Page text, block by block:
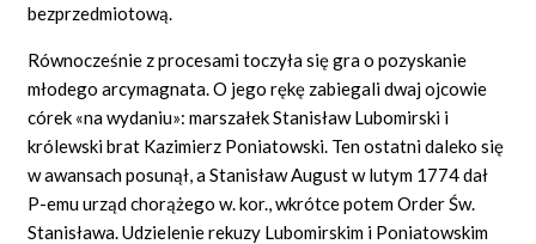
bezprzedmiotową.
Równocześnie z procesami toczyła się gra o pozyskanie
młodego arcymagnata. O jego rękę zabiegali dwaj ojcowie
córek «na wydaniu»: marszałek Stanisław Lubomirski i
królewski brat Kazimierz Poniatowski. Ten ostatni daleko się
w awansach posunął, a Stanisław August w lutym 1774 dał
P-emu urząd chorążego w. kor., wkrótce potem Order Św.
Stanisława. Udzielenie rekuzy Lubomirskim i Poniatowskim